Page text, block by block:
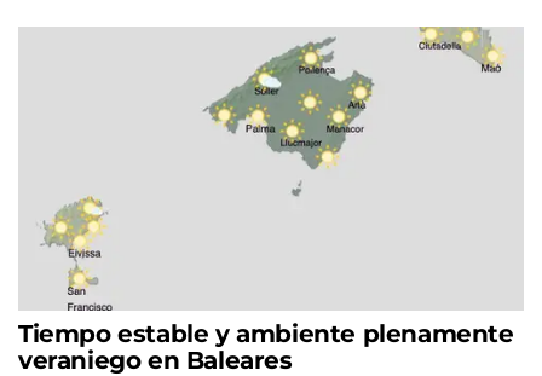
Tiempo estable y ambiente plenamente
veraniego en Baleares